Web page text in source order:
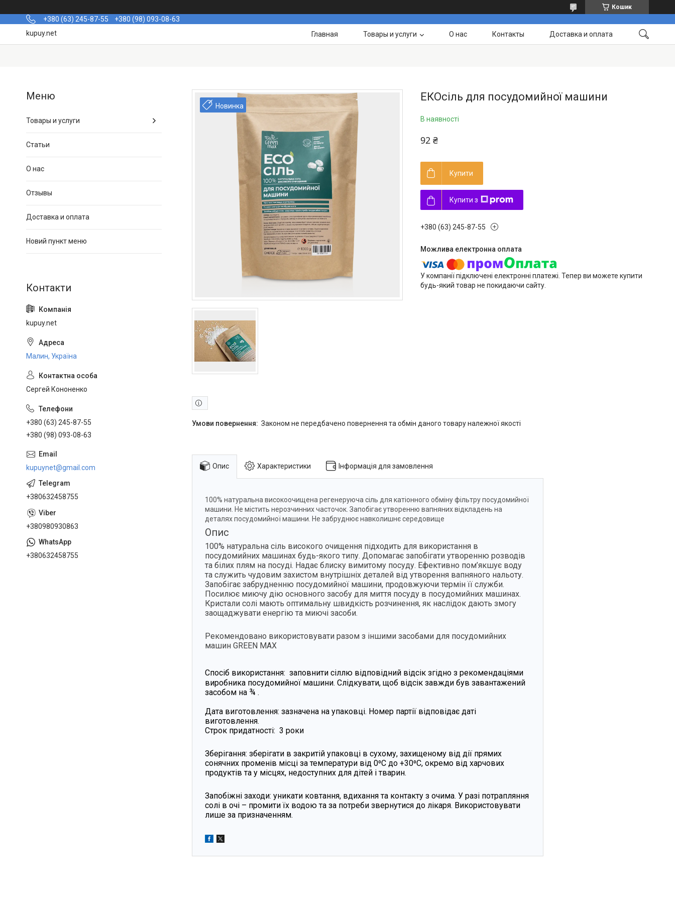
Кошик
+380 (63) 245-87-55
+380 (98) 093-08-63
kupuy.net
Главная Товары и услуги О нас Контакты Доставка и оплата
Новинка
ЕКОсіль для посудомийної машини
В наявності
92 ₴
Купити
Купити з
+380 (63) 245-87-55
У компанії підключені електронні платежі. Тепер ви можете купити
будь-який товар не покидаючи сайту.
Законом не передбачено повернення та обмін даного товару належної якості
Опис Характеристики Інформація для замовлення
100% натуральна високоочищена регенеруюча сіль для катіонного обміну фільтру посудомийної
машини. Не містить нерозчинних часточок. Запобігає утворенню вапняних відкладень на
деталях посудомийної машини. Не забруднює навколишнє середовище
Опис
100% натуральна сіль високого очищення підходить для використання в
посудомийних машинах будь-якого типу. Допомагає запобігати утворенню розводів
та білих плям на посуді. Надає блиску вимитому посуду. Ефективно пом’якшує воду
та служить чудовим захистом внутрішніх деталей від утворення вапняного нальоту.
Запобігає забрудненню посудомийної машини, продовжуючи термін її служби.
Посилює миючу дію основного засобу для миття посуду в посудомийних машинах.
Кристали солі мають оптимальну швидкість розчинення, як наслідок дають змогу
заощаджувати енергію та миючі засоби.
Рекомендовано використовувати разом з іншими засобами для посудомийних
машин GREEN MAX
Спосіб використання: заповнити сіллю відповідний відсік згідно з рекомендаціями
виробника посудомийної машини. Слідкувати, щоб відсік завжди був завантажений
засобом на ¾ .
Дата виготовлення: зазначена на упаковці. Номер партії відповідає даті
виготовлення.
Строк придатності: 3 роки
Зберігання: зберігати в закритій упаковці в сухому, захищеному від дії прямих
сонячних променів місці за температури від 0⁰C до +30⁰C, окремо від харчових
продуктів та у місцях, недоступних для дітей і тварин.
Запобіжні заходи: уникати ковтання, вдихання та контакту з очима. У разі потрапляння
солі в очі – промити їх водою та за потреби звернутися до лікаря. Використовувати
лише за призначенням.
Товары и услуги
Статьи
О нас
Отзывы
Доставка и оплата
Новий пункт меню
kupuy.net
Малин, Україна
Сергей Кононенко
+380 (63) 245-87-55
+380 (98) 093-08-63
kupuynet@gmail.com
+380632458755
+380980930863
+380632458755